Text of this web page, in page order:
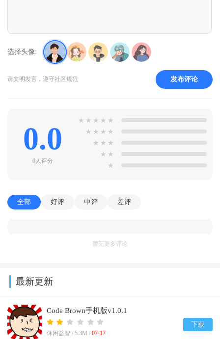
选择头像:
请文明发言，遵守社区规范 发布评论
0.0
0人评分
★ ★ ★ ★ ★
★ ★ ★ ★
★ ★ ★
★ ★
★
全部 好评 中评 差评
暂无更多评论
最新更新
Code Brown手机版v1.0.1
休闲益智 / 5.3M / 07-17
下载